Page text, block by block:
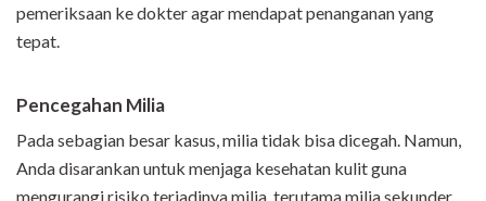
pemeriksaan ke dokter agar mendapat penanganan yang
tepat.
Pencegahan Milia
Pada sebagian besar kasus, milia tidak bisa dicegah. Namun,
Anda disarankan untuk menjaga kesehatan kulit guna
mengurangi risiko terjadinya milia, terutama milia sekunder.